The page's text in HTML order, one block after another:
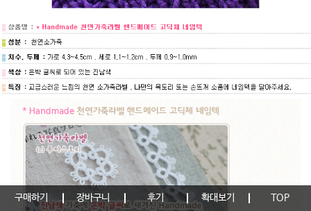
구매하기 장바구니 후기 확대보기 TOP